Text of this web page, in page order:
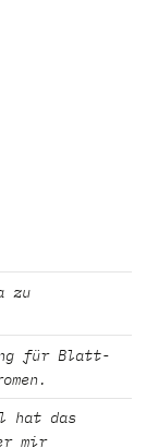
zu
für Blatt-
hat das
mir